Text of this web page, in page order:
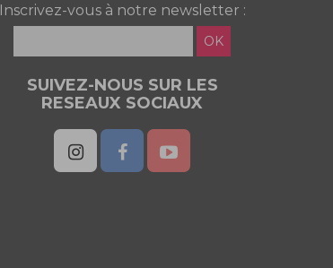
Inscrivez-vous à notre newsletter :
OK
SUIVEZ-NOUS SUR LES
RESEAUX SOCIAUX